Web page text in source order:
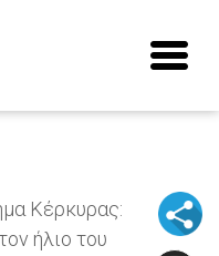
Κέρκυρας:
ήλιο του